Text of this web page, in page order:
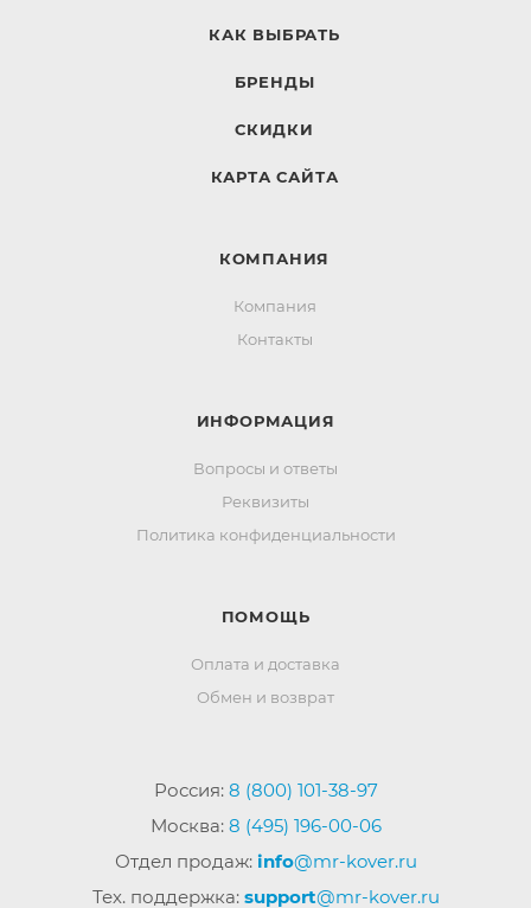
КАК ВЫБРАТЬ
БРЕНДЫ
СКИДКИ
КАРТА САЙТА
КОМПАНИЯ
Компания
Контакты
ИНФОРМАЦИЯ
Вопросы и ответы
Реквизиты
Политика конфиденциальности
ПОМОЩЬ
Оплата и доставка
Обмен и возврат
Россия: 8 (800) 101-38-97
Москва: 8 (495) 196-00-06
Отдел продаж: info@mr-kover.ru
Тех. поддержка: support@mr-kover.ru